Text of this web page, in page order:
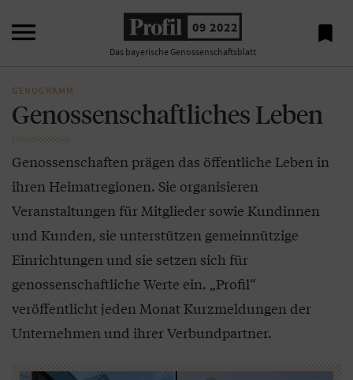
 09 2022
Das bayerische Genossenschaftsblatt

GENOGRAMM
Genossenschaftliches Leben
Genossenschaften prägen das öffentliche Leben in
ihren Heimatregionen. Sie organisieren
Veranstaltungen für Mitglieder sowie Kundinnen
und Kunden, sie unterstützen gemeinnützige
Einrichtungen und sie setzen sich für
genossenschaftliche Werte ein. „Profil“
veröffentlicht jeden Monat Kurzmeldungen der
Unternehmen und ihrer Verbundpartner.